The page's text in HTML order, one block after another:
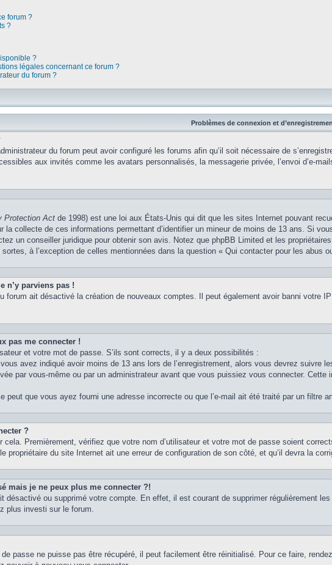
forum ?
?
?
légales concernant ce forum ?
du forum ?
Problèmes de connexion et
du forum peut avoir configuré les forums afin qu’il soit nécessaire de
aux invités comme les avatars personnalisés, la messagerie privée, l’envoi d’e-
Protection Act de 1998) est une loi aux États-Unis qui dit que les sites Internet pouvant
la collecte de ces informations permettant d’identifier un mineur de moins de 13 ans. Si
un conseiller juridique pour obtenir son avis. Notez que phpBB Limited et les
à l’exception de celles mentionnées dans la question « Qui contacter pour les abus
n’y parviens pas !
forum ait désactivé la création de nouveaux comptes. Il peut également avoir banni votre
pas me connecter !
et votre mot de passe. S’ils sont corrects, il y a deux possibilités :
avez indiqué avoir moins de 13 ans lors de l’enregistrement, alors vous devrez suivre
par vous-même ou par un administrateur avant que vous puissiez vous connecter.
peut que vous ayez fourni une adresse incorrecte ou que l’e-mail ait été traité par un
?
cela. Premièrement, vérifiez que votre nom d’utilisateur et votre mot de passe soient
propriétaire du site Internet ait une erreur de configuration de son côté, et qu’il devra la
mais je ne peux plus me connecter ?!
désactivé ou supprimé votre compte. En effet, il est courant de supprimer régulièrement
plus investi sur le forum.
passe ne puisse pas être récupéré, il peut facilement être réinitialisé. Pour ce faire,